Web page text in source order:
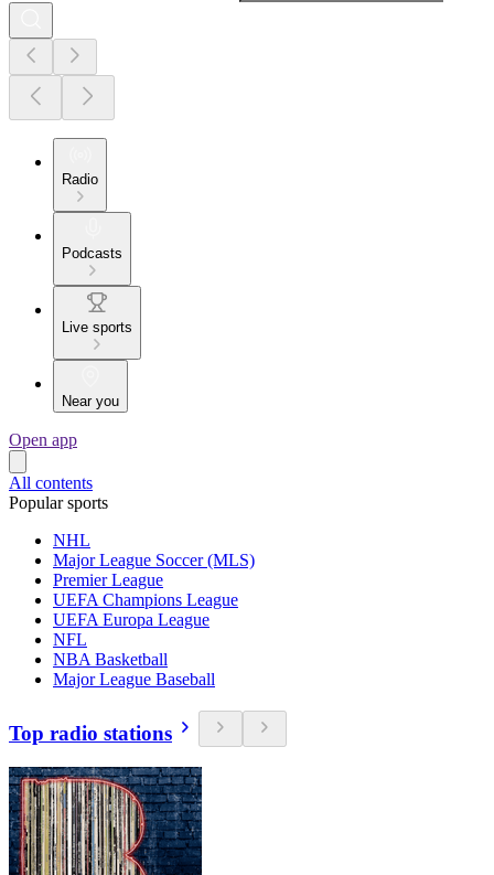
Radio
Podcasts
Live sports
Near you
Open app
All contents
Popular sports
NHL
Major League Soccer (MLS)
Premier League
UEFA Champions League
UEFA Europa League
NFL
NBA Basketball
Major League Baseball
Top radio stations